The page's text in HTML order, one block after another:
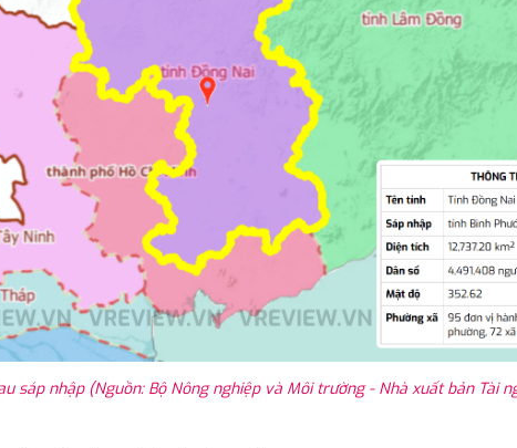
sáp nhập (Nguồn: Bộ Nông nghiệp và Môi trường - Nhà xuất bản Tài